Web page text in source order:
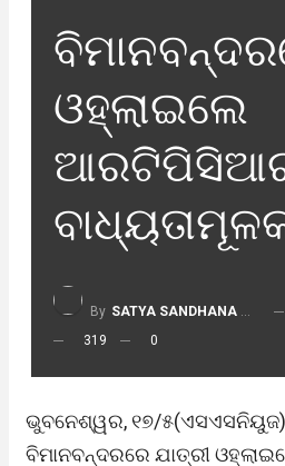
ଓହ୍ଲାଇଲେ
By SATYA SANDHANA DESK
319
0
ଭୁବନେଶ୍ୱର, ୧୭/୫(ଏସଏସନିୟୁଜ)
ବିମାନବନ୍ଦରରେ ଯାତ୍ରୀ